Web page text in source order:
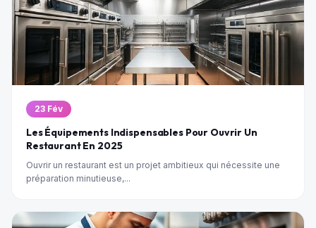
23 Fév
Les Équipements Indispensables Pour Ouvrir Un
Restaurant En 2025
Ouvrir un restaurant est un projet ambitieux qui nécessite une
préparation minutieuse,...